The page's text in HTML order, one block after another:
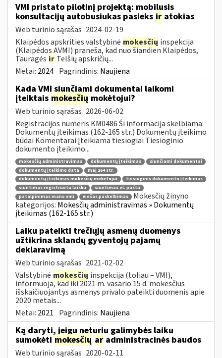
VMI pristato pilotinį projektą: mobilusis
konsultacijų autobusiukas pasieks ir atokias
Web turinio sąrašas 2024-02-19
Klaipėdos apskrities valstybinė mokesčių inspekcija
(Klaipėdos AVMI) praneša, kad nuo šiandien Klaipėdos,
Tauragės ir Telšių apskričių...
Metai: 2024 Pagrindinis: Naujiena
Kada VMI siunčiami dokumentai laikomi
įteiktais mokesčių mokėtojui?
Web turinio sąrašas 2026-06-02
Registracijos numeris KM0486 Ši informacija skelbiama:
Dokumentų įteikimas (162-165 str.) Dokumentų įteikimo
būdai Komentarai Įteikiama tiesiogiai Tiesioginio
dokumento įteikimo...
mokesčių administravimas dokumentų įteikimas
siunčiami dokumentai
dokumentų įteikimo data
maį 164 str.
dokumentų įteikimas mokesčių mokėtojui
tiesioginis dokumento įteikimas
siuntimas registruotu laišku
siuntimas el. paštu
patalpinimas mano vmi
viešas paskelbimas
Mokesčių žinyno
kategorijos: Mokesčių administravimas » Dokumentų
įteikimas (162-165 str.)
Laiku pateikti trečiųjų asmenų duomenys
užtikrina sklandų gyventojų pajamų
deklaravimą
Web turinio sąrašas 2021-02-02
Valstybinė mokesčių inspekcija (toliau – VMI),
informuoja, kad iki 2021 m. vasario 15 d. mokesčius
išskaičiuojantys asmenys privalo pateikti duomenis apie
2020 metais...
Metai: 2021 Pagrindinis: Naujiena
Ką daryti, jeigu neturiu galimybės laiku
sumokėti mokesčių ar administracinės baudos
Web turinio sąrašas 2020-02-11